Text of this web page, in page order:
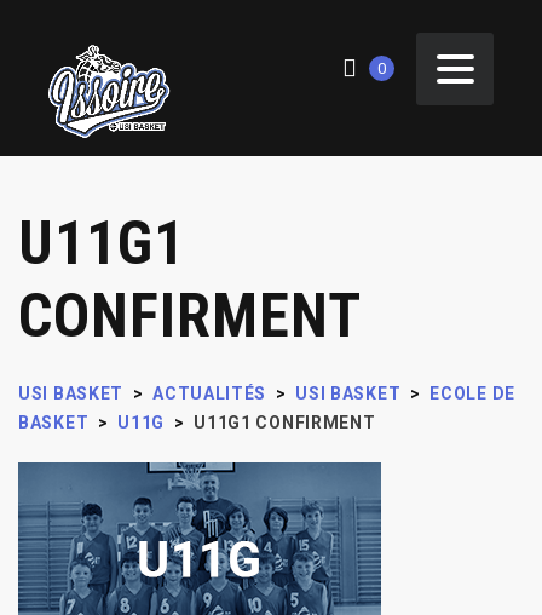
0
U11G1
CONFIRMENT
USI BASKET > ACTUALITÉS > USI BASKET >
ECOLE DE
BASKET
> U11G > U11G1 CONFIRMENT